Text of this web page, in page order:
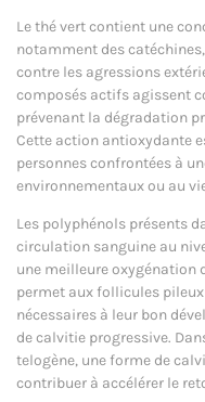
Le thé vert contient une
notamment des
contre les agressions
composés actifs agissent
prévenant la dégradation
Cette action antioxydante
personnes confrontées à
environnementaux ou au
Les polyphénols présents
circulation sanguine au
une meilleure oxygénation
permet aux follicules
nécessaires à leur bon
de calvitie progressive.
telogène, une forme de
contribuer à accélérer le